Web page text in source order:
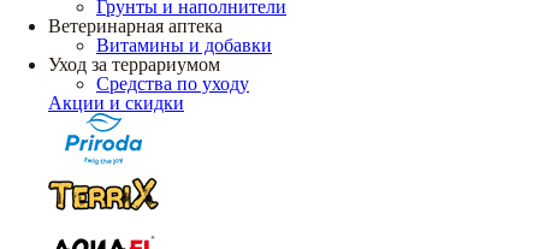
Грунты и наполнители
Ветеринарная аптека
Витамины и добавки
Уход за террариумом
Средства по уходу
Акции и скидки